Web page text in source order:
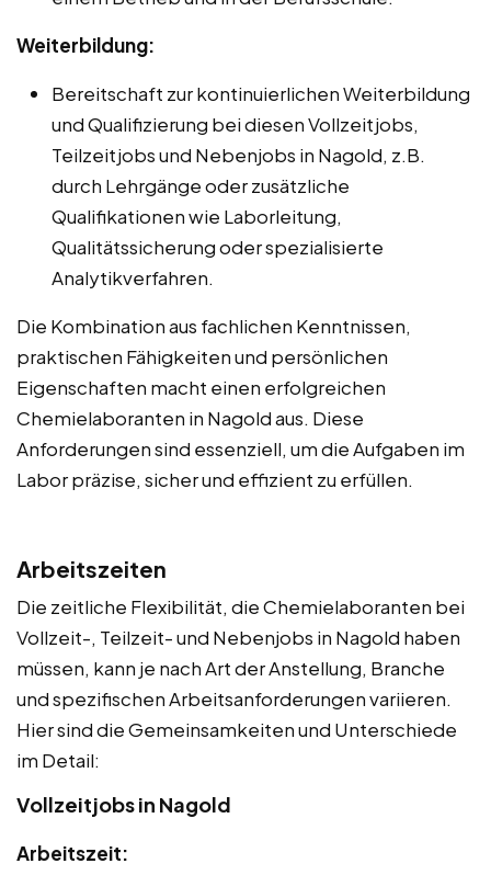
Weiterbildung:
Bereitschaft zur kontinuierlichen Weiterbildung
und Qualifizierung bei diesen Vollzeitjobs,
Teilzeitjobs und Nebenjobs in Nagold, z.B.
durch Lehrgänge oder zusätzliche
Qualifikationen wie Laborleitung,
Qualitätssicherung oder spezialisierte
Analytikverfahren.
Die Kombination aus fachlichen Kenntnissen,
praktischen Fähigkeiten und persönlichen
Eigenschaften macht einen erfolgreichen
Chemielaboranten in Nagold aus. Diese
Anforderungen sind essenziell, um die Aufgaben im
Labor präzise, sicher und effizient zu erfüllen.
Arbeitszeiten
Die zeitliche Flexibilität, die Chemielaboranten bei
Vollzeit-, Teilzeit- und Nebenjobs in Nagold haben
müssen, kann je nach Art der Anstellung, Branche
und spezifischen Arbeitsanforderungen variieren.
Hier sind die Gemeinsamkeiten und Unterschiede
im Detail:
Vollzeitjobs in Nagold
Arbeitszeit: